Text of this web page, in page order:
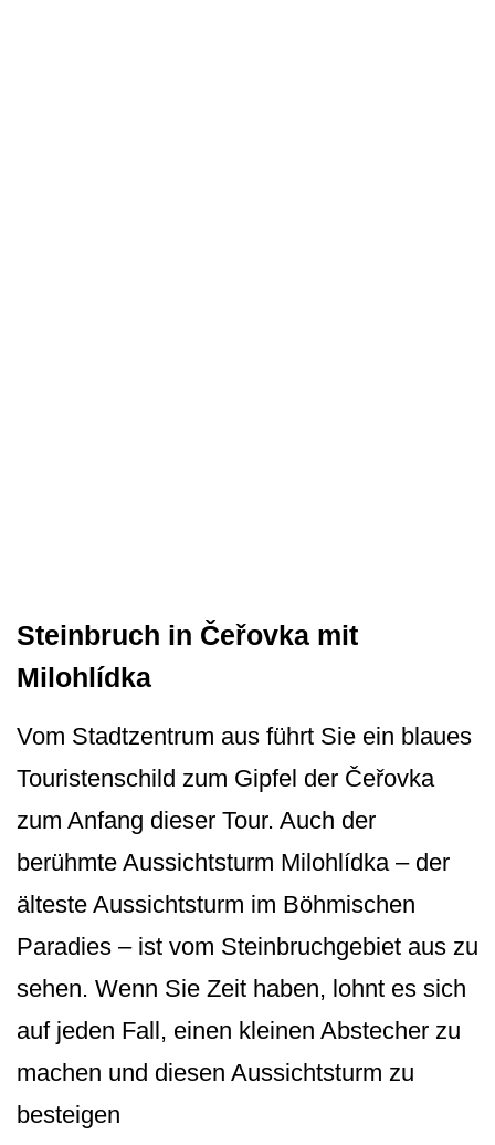
Steinbruch in Čeřovka mit
Milohlídka
Vom Stadtzentrum aus führt Sie ein blaues
Touristenschild zum Gipfel der Čeřovka
zum Anfang dieser Tour. Auch der
berühmte Aussichtsturm Milohlídka – der
älteste Aussichtsturm im Böhmischen
Paradies – ist vom Steinbruchgebiet aus zu
sehen. Wenn Sie Zeit haben, lohnt es sich
auf jeden Fall, einen kleinen Abstecher zu
machen und diesen Aussichtsturm zu
besteigen